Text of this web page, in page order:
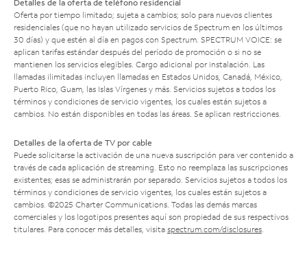
Detalles de la oferta de teléfono residencial
Oferta por tiempo limitado; sujeta a cambios; solo para nuevos clientes
residenciales (que no hayan utilizado servicios de Spectrum en los últimos
30 días) y que estén al día en pagos con Spectrum. SPECTRUM VOICE: se
aplican tarifas estándar después del período de promoción o si no se
mantienen los servicios elegibles. Cargo adicional por instalación. Las
llamadas ilimitadas incluyen llamadas en Estados Unidos, Canadá, México,
Puerto Rico, Guam, las Islas Vírgenes y más. Servicios sujetos a todos los
términos y condiciones de servicio vigentes, los cuales están sujetos a
cambios. No están disponibles en todas las áreas. Se aplican restricciones.
Detalles de la oferta de TV por cable
Puede solicitarse la activación de una nueva suscripción para ver contenido a
través de cada aplicación de streaming. Esto no reemplaza las suscripciones
existentes; esas se administrarán por separado. Servicios sujetos a todos los
términos y condiciones de servicio vigentes, los cuales están sujetos a
cambios. ©2025 Charter Communications. Todas las demás marcas
comerciales y los logotipos presentes aquí son propiedad de sus respectivos
titulares. Para conocer más detalles, visita spectrum.com/disclosures